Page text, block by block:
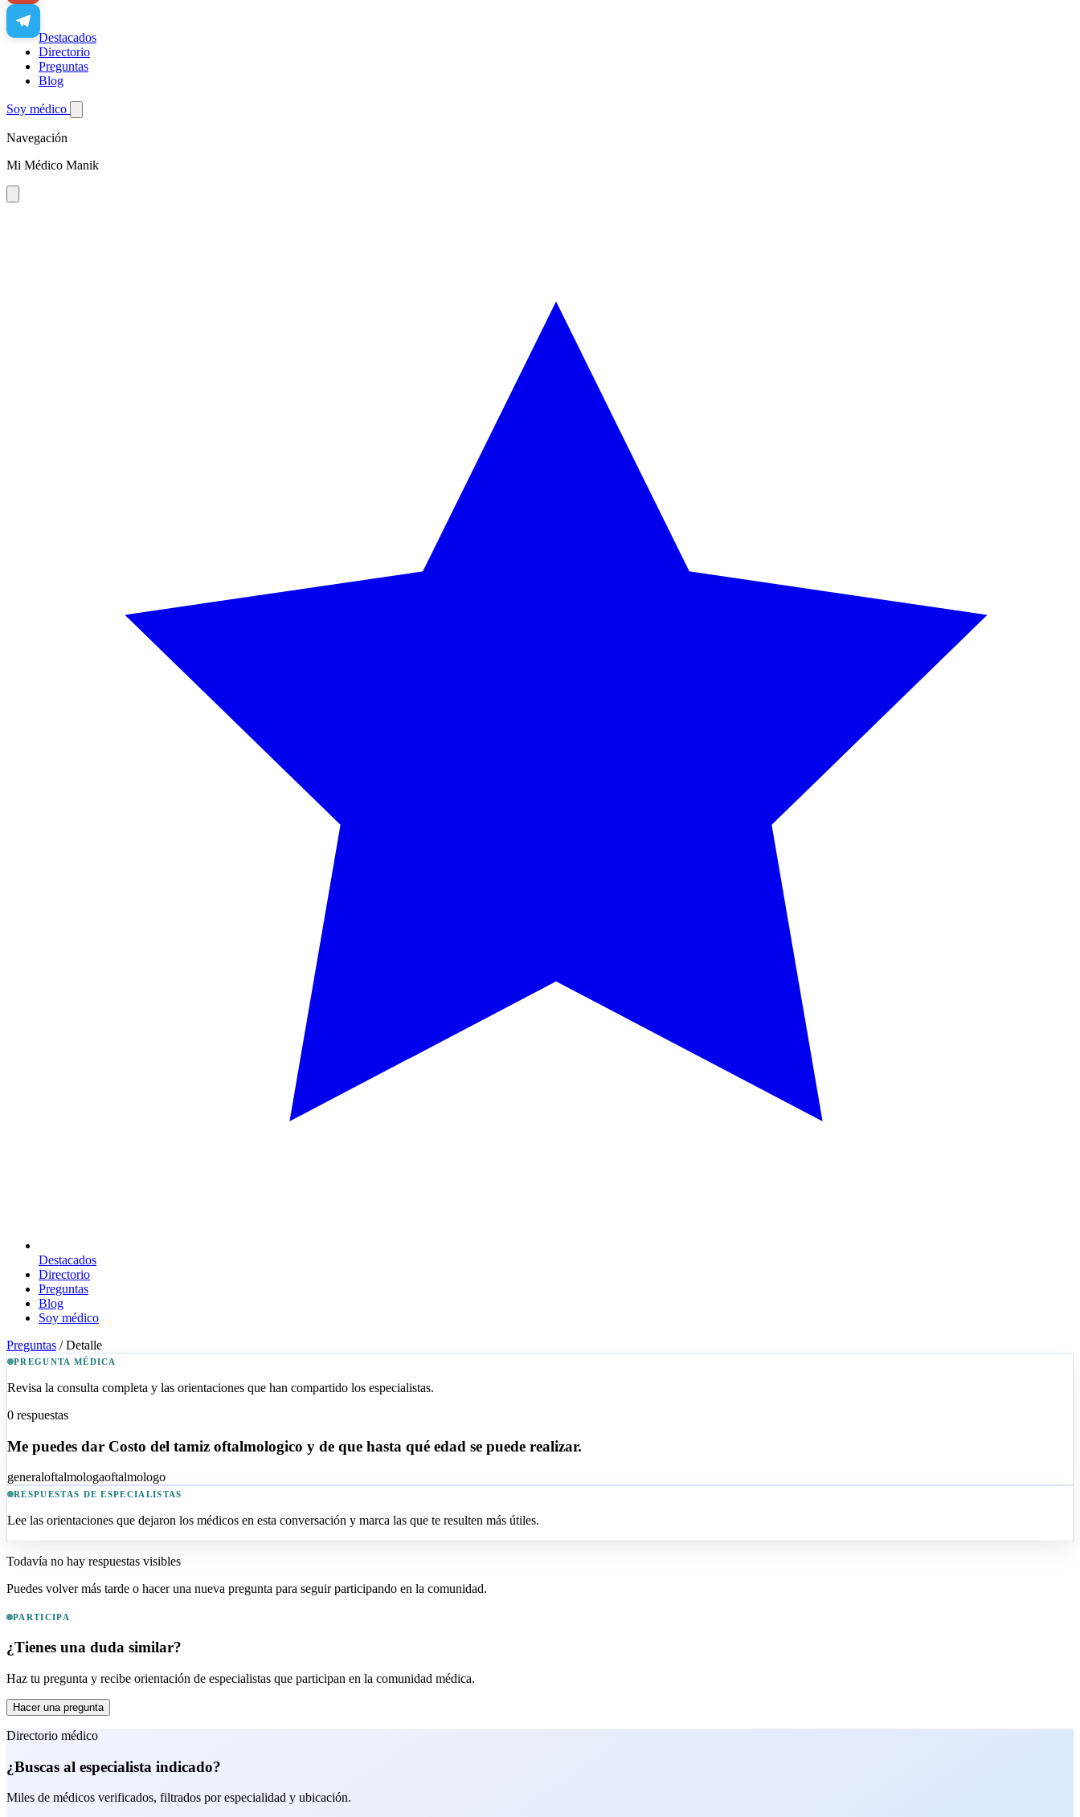
Destacados
Directorio
Preguntas
Blog
Soy médico
Navegación
Mi Médico Manik
Destacados
Directorio
Preguntas
Blog
Soy médico
Preguntas / Detalle
PREGUNTA MÉDICA
Revisa la consulta completa y las orientaciones que han compartido los especialistas.
0 respuestas
Me puedes dar Costo del tamiz oftalmologico y de que hasta qué edad se puede realizar.
generaloftalmologaoftalmologo
RESPUESTAS DE ESPECIALISTAS
Lee las orientaciones que dejaron los médicos en esta conversación y marca las que te resulten más útiles.
Todavía no hay respuestas visibles
Puedes volver más tarde o hacer una nueva pregunta para seguir participando en la comunidad.
PARTICIPA
¿Tienes una duda similar?
Haz tu pregunta y recibe orientación de especialistas que participan en la comunidad médica.
Hacer una pregunta
Directorio médico
¿Buscas al especialista indicado?
Miles de médicos verificados, filtrados por especialidad y ubicación.